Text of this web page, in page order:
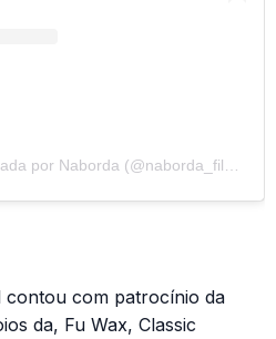
contou com patrocínio da
da, Fu Wax, Classic